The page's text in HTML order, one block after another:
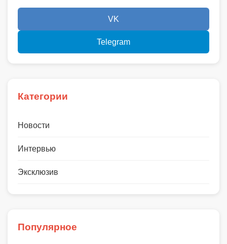
VK
Telegram
Категории
Новости
Интервью
Эксклюзив
Популярное